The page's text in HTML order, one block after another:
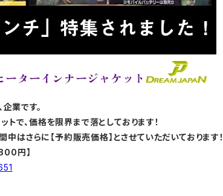
業です。
で、価格を限界まで落としております！
はさらに【予約販売価格】とさせていただいております！
円】